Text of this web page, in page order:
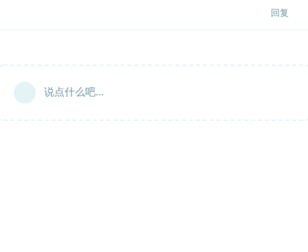
回复
说点什么吧...